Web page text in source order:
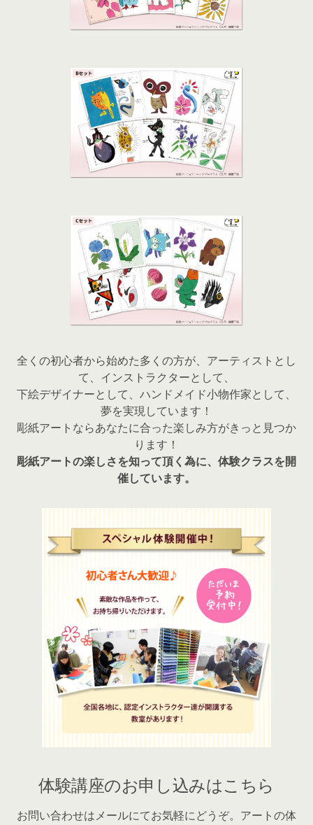
全くの初心者から始めた多くの方が、アーティストとし
て、インストラクターとして、
下絵デザイナーとして、ハンドメイド小物作家として、
夢を実現しています！
彫紙アートならあなたに合った楽しみ方がきっと見つか
ります！
彫紙アートの楽しさを知って頂く為に、体験クラスを開
催しています。
体験講座のお申し込みはこちら
お問い合わせはメールにてお気軽にどうぞ。アートの体